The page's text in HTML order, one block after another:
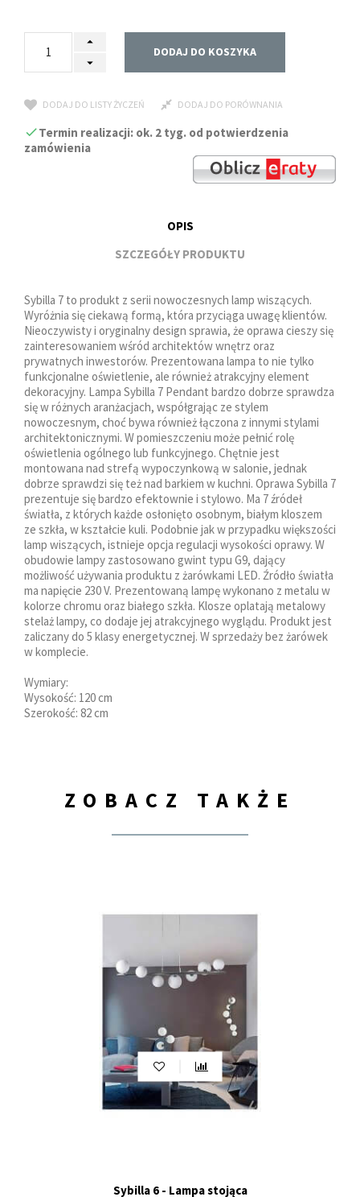
DODAJ DO KOSZYKA
DODAJ DO LISTY ŻYCZEŃ DODAJ DO PORÓWNANIA
Termin realizacji: ok. 2 tyg. od potwierdzenia
zamówienia
OPIS
SZCZEGÓŁY PRODUKTU
Sybilla 7 to produkt z serii nowoczesnych lamp wiszących.
Wyróżnia się ciekawą formą, która przyciąga uwagę klientów.
Nieoczywisty i oryginalny design sprawia, że oprawa cieszy się
zainteresowaniem wśród architektów wnętrz oraz
prywatnych inwestorów. Prezentowana lampa to nie tylko
funkcjonalne oświetlenie, ale również atrakcyjny element
dekoracyjny. Lampa Sybilla 7 Pendant bardzo dobrze sprawdza
się w różnych aranżacjach, współgrając ze stylem
nowoczesnym, choć bywa również łączona z innymi stylami
architektonicznymi. W pomieszczeniu może pełnić rolę
oświetlenia ogólnego lub funkcyjnego. Chętnie jest
montowana nad strefą wypoczynkową w salonie, jednak
dobrze sprawdzi się też nad barkiem w kuchni. Oprawa Sybilla 7
prezentuje się bardzo efektownie i stylowo. Ma 7 źródeł
światła, z których każde osłonięto osobnym, białym kloszem
ze szkła, w kształcie kuli. Podobnie jak w przypadku większości
lamp wiszących, istnieje opcja regulacji wysokości oprawy. W
obudowie lampy zastosowano gwint typu G9, dający
możliwość używania produktu z żarówkami LED. Źródło światła
ma napięcie 230 V. Prezentowaną lampę wykonano z metalu w
kolorze chromu oraz białego szkła. Klosze oplatają metalowy
stelaż lampy, co dodaje jej atrakcyjnego wyglądu. Produkt jest
zaliczany do 5 klasy energetycznej. W sprzedaży bez żarówek
w komplecie.
Wymiary:
Wysokość: 120 cm
Szerokość: 82 cm
ZOBACZ TAKŻE
Sybilla 6 - Lampa stojąca